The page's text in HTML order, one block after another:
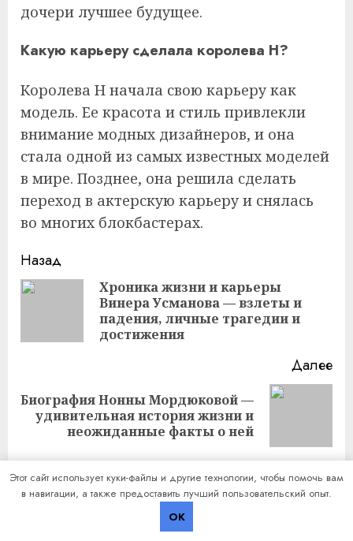
дочери лучшее будущее.
Какую карьеру сделала королева Н?
Королева Н начала свою карьеру как
модель. Ее красота и стиль привлекли
внимание модных дизайнеров, и она
стала одной из самых известных моделей
в мире. Позднее, она решила сделать
переход в актерскую карьеру и снялась
во многих блокбастерах.
Продолжить
чтение
Назад
Хроника жизни и карьеры
Винера Усманова — взлеты и
падения, личные трагедии и
достижения
Далее
Следующая
запись:
Биография Нонны Мордюковой —
удивительная история жизни и
неожиданные факты о ней
Добавить комментарий
Этот сайт использует куки-файлы и другие технологии, чтобы помочь вам
в навигации, а также предоставить лучший пользовательский опыт.
OK